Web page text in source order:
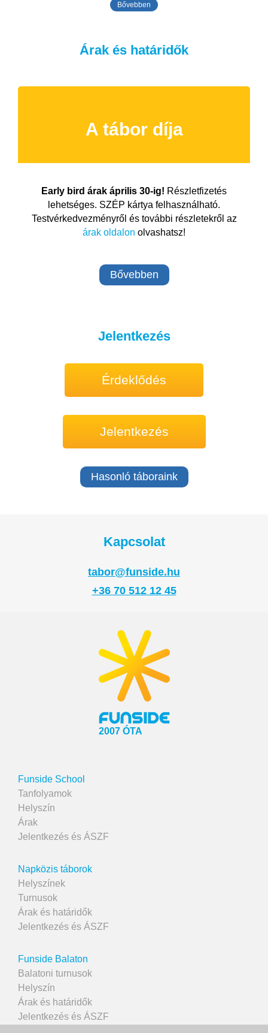
Bővebben
Árak és határidők
A tábor díja
Early bird árak április 30-ig! Részletfizetés
lehetséges. SZÉP kártya felhasználható.
Testvérkedvezményről és további részletekről az
árak oldalon olvashatsz!
Bővebben
Jelentkezés
Érdeklődés
Jelentkezés
Hasonló táboraink
Kapcsolat
tabor@funside.hu
+36 70 512 12 45
2007 ÓTA
Funside School
Tanfolyamok
Helyszín
Árak
Jelentkezés és ÁSZF
Napközis táborok
Helyszínek
Turnusok
Árak és határidők
Jelentkezés és ÁSZF
Funside Balaton
Balatoni turnusok
Helyszín
Árak és határidők
Jelentkezés és ÁSZF